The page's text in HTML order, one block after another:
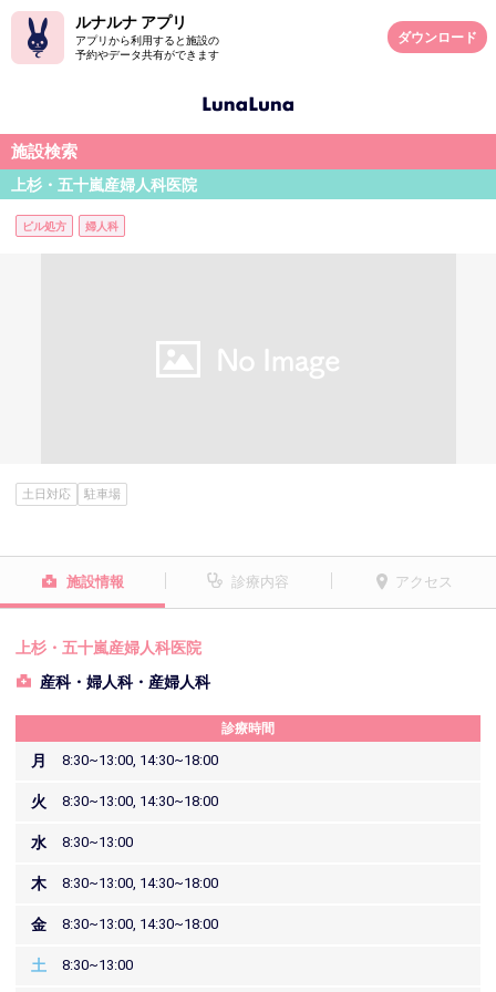
ルナルナ アプリ
アプリから利用すると施設の
予約やデータ共有ができます
ダウンロード
施設検索
上杉・五十嵐産婦人科医院
ピル処方 婦人科
土日対応 駐車場
施設情報 診療内容 アクセス
上杉・五十嵐産婦人科医院
産科・婦人科・産婦人科
診療時間
月 8:30~13:00, 14:30~18:00
火 8:30~13:00, 14:30~18:00
水 8:30~13:00
木 8:30~13:00, 14:30~18:00
金 8:30~13:00, 14:30~18:00
土 8:30~13:00